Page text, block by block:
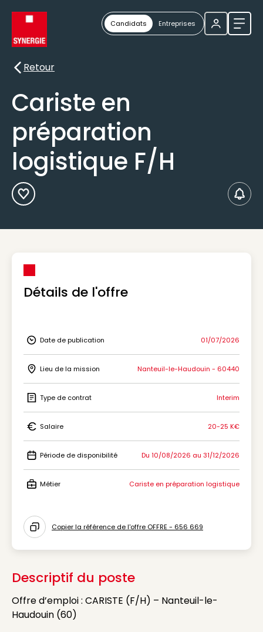
Candidats Entreprises
Retour
Retour
Cariste en
préparation
logistique F/H
Ajouter aux Favoris
Détails de l'offre
Icon Date de publication
Date de publication 01/07/2026
Icon Lieu de la mission
Lieu de la mission Nanteuil-le-Haudouin - 60440
Icon Type de contrat
Type de contrat Interim
Icon Salaire
Salaire 20-25 K€
Icon Période de disponibilité
Période de disponibilité Du 10/08/2026 au 31/12/2026
Métier Cariste en préparation logistique
Icon copy to clipboard
Copier la référence de l'offre OFFRE - 656 669
Descriptif du poste
Offre d’emploi : CARISTE (F/H) – Nanteuil-le-
Haudouin (60)